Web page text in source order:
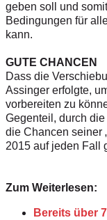
geben soll und
Bedingungen für
kann.
GUTE CHANCEN
Dass die
Assinger erfolgte,
vorbereiten zu
Gegenteil, durch
die Chancen seiner
2015 auf jeden Fall
Zum Weiterlesen:
Bereits über